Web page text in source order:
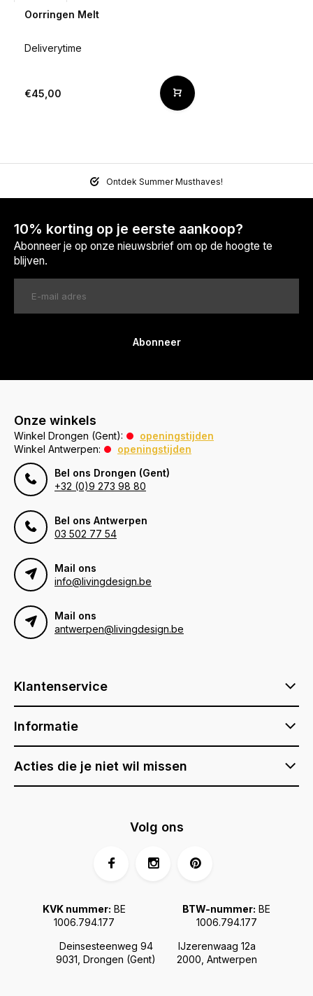
Oorringen Melt
Deliverytime
€45,00
Ontdek Summer Musthaves!
10% korting op je eerste aankoop?
Abonneer je op onze nieuwsbrief om op de hoogte te
blijven.
Abonneer
Onze winkels
Winkel Drongen (Gent):
openingstijden
Winkel Antwerpen:
openingstijden
Bel ons Drongen (Gent)
+32 (0)9 273 98 80
Bel ons Antwerpen
03 502 77 54
Mail ons
info@livingdesign.be
Mail ons
antwerpen@livingdesign.be
Klantenservice
Informatie
Acties die je niet wil missen
Deinsesteenweg 94
9031, Drongen (Gent)
IJzerenwaag 12a
2000, Antwerpen
KVK nummer: BE
1006.794.177
BTW-nummer: BE
1006.794.177
Volg ons